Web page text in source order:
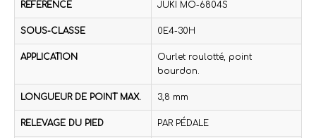
RÉFÉRENCE JUKI MO-6804S
SOUS-CLASSE 0E4-30H
APPLICATION
Ourlet roulotté, point
bourdon.
LONGUEUR DE POINT MAX. 3,8 mm
RELEVAGE DU PIED PAR PÉDALE